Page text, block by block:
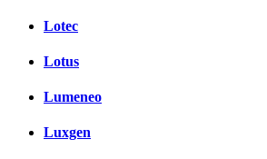
Lotec
Lotus
Lumeneo
Luxgen